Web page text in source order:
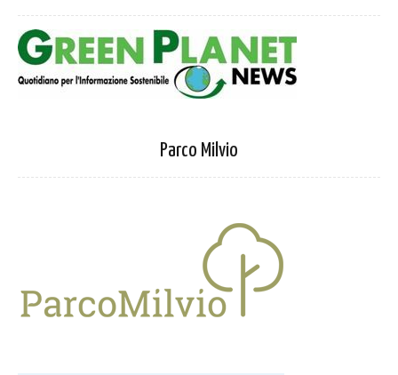
Parco Milvio